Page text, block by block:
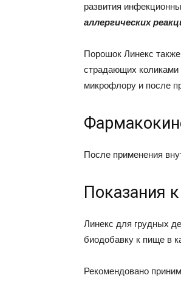
развития
аллергических
Порошок Линекс
страдающих коликами
микрофлору и после
После применения
Показания
Линекс для грудных
биодобавку к пище в
Рекомендовано